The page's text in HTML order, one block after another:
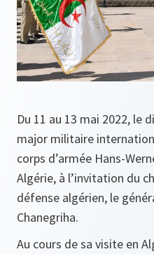
Du 11 au 13 mai 2022, le
major militaire
corps d’armée Hans-
Algérie, à l’invitation du
défense algérien, le
Chanegriha.
Au cours de sa visite en